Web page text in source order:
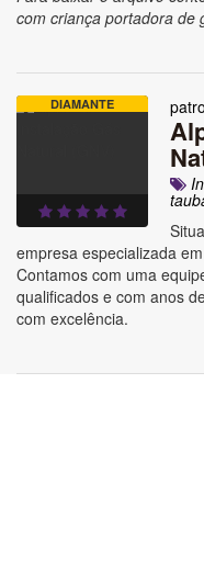
com criança portadora de
DIAMANTE
empresa especializada
Contamos com uma
qualificados e com anos
com excelência.